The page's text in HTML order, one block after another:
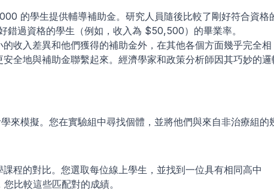
的學生提供輔導補助金。研究人員隨後比較了剛好符合資格
過資格的學生（例如，收入為 $50,500）的畢業率。
收入差異和他們獲得的補助金外，在其他各個方面幾乎完全相
全地與補助金聯繫起來。經濟學家和政策分析師因其巧妙的邏
來模擬。您在實驗組中尋找個體，並將他們與來自非治療組的
程的對比。您選取每位線上學生，並找到一位具有相同高中
比較這些匹配對的成績。